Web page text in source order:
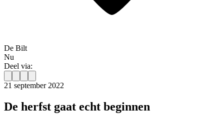
De Bilt
Nu
Deel via:
21 september 2022
De herfst gaat echt beginnen